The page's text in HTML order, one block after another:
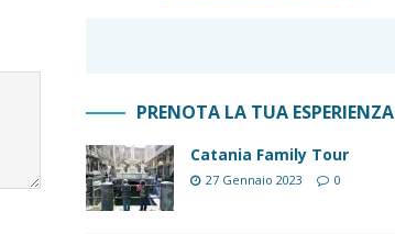
PRENOTA LA TUA ESPERIENZA
Catania Family Tour
27 Gennaio 2023 0